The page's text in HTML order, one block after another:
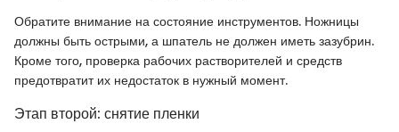
Обратите внимание на состояние инструментов. Ножницы
должны быть острыми, а шпатель не должен иметь зазубрин.
Кроме того, проверка рабочих растворителей и средств
предотвратит их недостаток в нужный момент.
Этап второй: снятие пленки